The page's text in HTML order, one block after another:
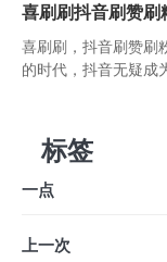
喜刷刷抖音刷赞
喜刷刷，抖音刷赞刷
的时代，抖音无疑成
标签
一点
上一次